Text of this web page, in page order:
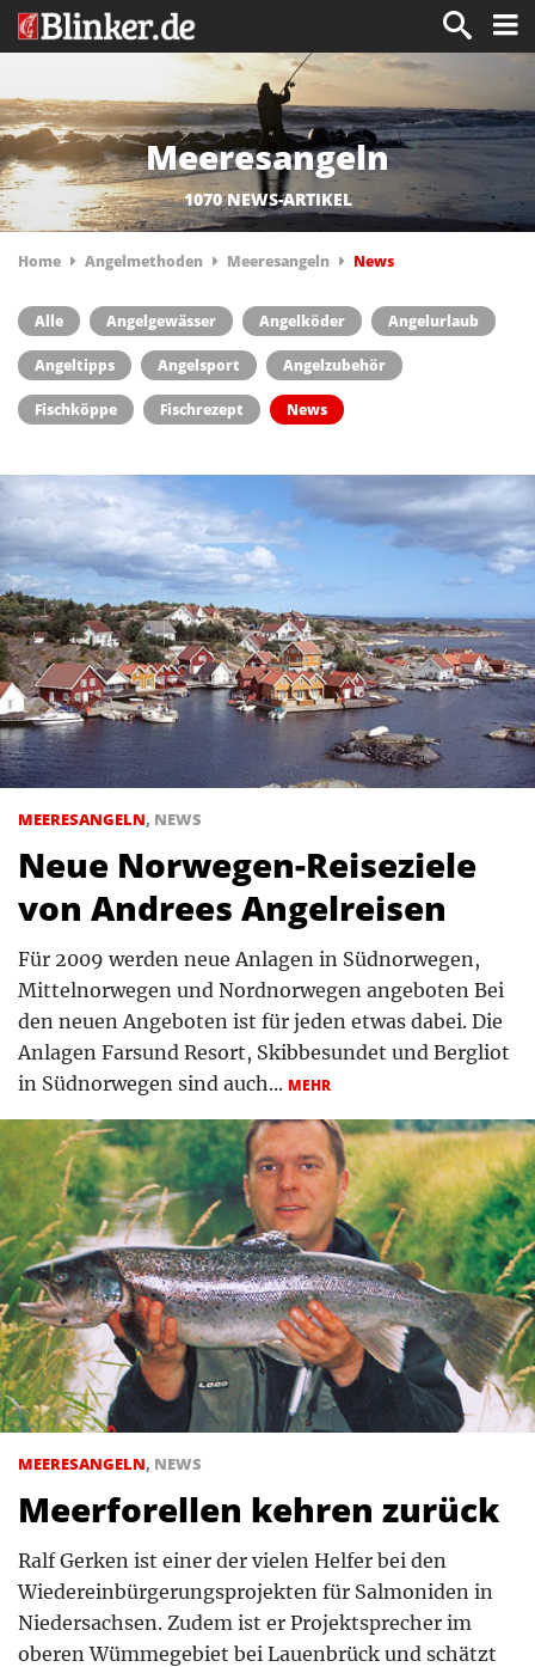
Meeresangeln
1070 NEWS-ARTIKEL
Home Angelmethoden Meeresangeln News
Alle Angelgewässer Angelköder Angelurlaub
Angeltipps Angelsport Angelzubehör
Fischköppe Fischrezept News
MEERESANGELN, NEWS
Neue Norwegen-Reiseziele
von Andrees Angelreisen
Für 2009 werden neue Anlagen in Südnorwegen,
Mittelnorwegen und Nordnorwegen angeboten Bei
den neuen Angeboten ist für jeden etwas dabei. Die
Anlagen Farsund Resort, Skibbesundet und Bergliot
in Südnorwegen sind auch... MEHR
MEERESANGELN, NEWS
Meerforellen kehren zurück
Ralf Gerken ist einer der vielen Helfer bei den
Wiedereinbürgerungsprojekten für Salmoniden in
Niedersachsen. Zudem ist er Projektsprecher im
oberen Wümmegebiet bei Lauenbrück und schätzt